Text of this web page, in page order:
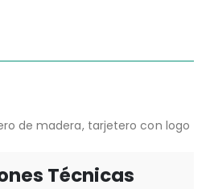
de madera, tarjetero con logo
Técnicas